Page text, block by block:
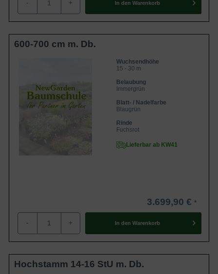
- + In den Warenkorb
600-700 cm m. Db.
Wuchsendhöhe
15 - 30 m
Belaubung
Immergrün
Blatt- / Nadelfarbe
Blaugrün
Rinde
Fuchsrot
Lieferbar ab KW41
3.699,90 €
- + In den Warenkorb
Hochstamm 14-16 StU m. Db.